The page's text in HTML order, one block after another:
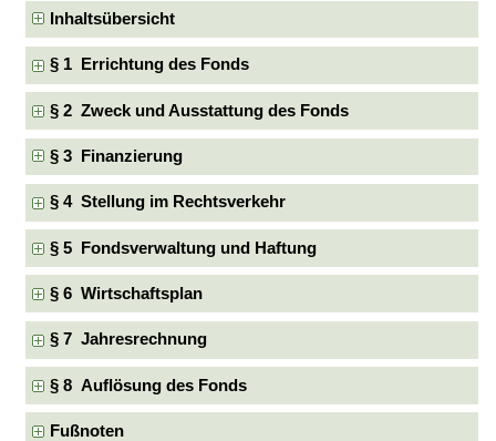
Inhaltsübersicht
§ 1 Errichtung des Fonds
§ 2 Zweck und Ausstattung des Fonds
§ 3 Finanzierung
§ 4 Stellung im Rechtsverkehr
§ 5 Fondsverwaltung und Haftung
§ 6 Wirtschaftsplan
§ 7 Jahresrechnung
§ 8 Auflösung des Fonds
Fußnoten